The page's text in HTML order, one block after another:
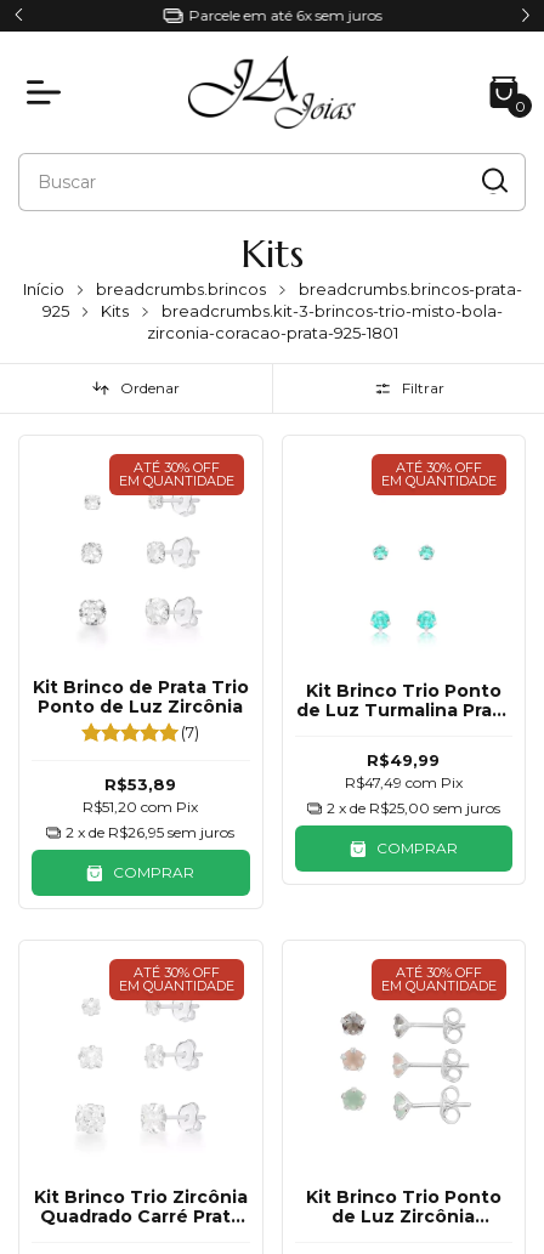
Parcele em até 6x sem juros
0
Kits
Início breadcrumbs.brincos
breadcrumbs.brincos-prata-
925
Kits
breadcrumbs.kit-3-brincos-trio-misto-bola-
zirconia-coracao-prata-925-1801
Ordenar Filtrar
ATÉ 30% OFF
EM QUANTIDADE
Kit Brinco de Prata Trio
Ponto de Luz Zircônia
(7)
R$53,89
R$51,20com Pix
2 x de R$26,95 sem juros
COMPRAR
ATÉ 30% OFF
EM QUANTIDADE
Kit Brinco Trio Ponto
de Luz Turmalina Prata
R$49,99
R$47,49 com Pix
2 x de R$25,00 sem juros
COMPRAR
ATÉ 30% OFF
EM QUANTIDADE
Kit Brinco Trio Zircônia
Quadrado Carré Prata
ATÉ 30% OFF
EM QUANTIDADE
Kit Brinco Trio Ponto
de Luz Zircônia